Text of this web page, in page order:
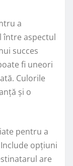
a
între aspectul
succes
fi uneori
Culorile
și o
pentru a
opțiuni
are